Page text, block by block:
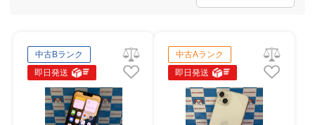
中古Bランク
即日発送
中古Aランク
即日発送